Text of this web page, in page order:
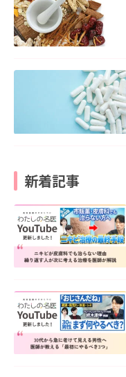
新着記事